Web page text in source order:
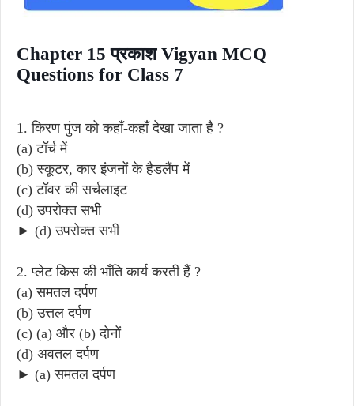
Chapter 15 प्रकाश Vigyan MCQ
Questions for Class 7
1. किरण पुंज को कहाँ-कहाँ देखा जाता है ?
(a) टॉर्च में
(b) स्कूटर, कार इंजनों के हैडलैंप में
(c) टॉवर की सर्चलाइट
(d) उपरोक्त सभी
► (d) उपरोक्त सभी
2. प्लेट किस की भाँति कार्य करती हैं ?
(a) समतल दर्पण
(b) उत्तल दर्पण
(c) (a) और (b) दोनों
(d) अवतल दर्पण
► (a) समतल दर्पण